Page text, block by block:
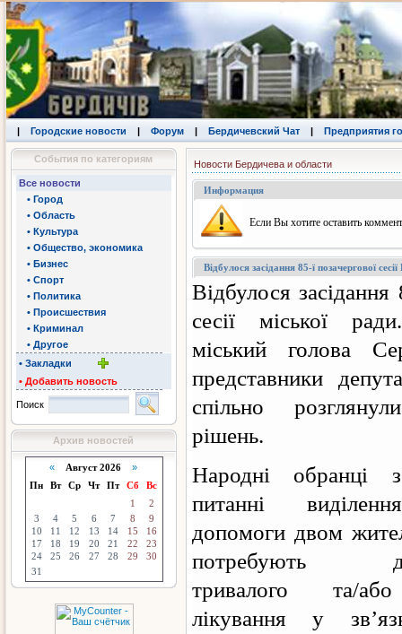
| Городские новости | Форум | Бердичевский Чат | Предприятия
События по категориям
Все новости
• Город
• Область
• Культура
• Общество, экономика
• Бизнес
• Спорт
• Политика
• Происшествия
• Криминал
• Другое
• Закладки
• Добавить новость
Поиск
Архив новостей
« Август 2026»
Пн
Вт Ср Чт Пт Сб
Вс
1
2
3
4 5 6 7 8
9
10
11 12 13 14 15
16
17
18 19 20 21 22
23
24
25 26 27 28 29
30
31
Новости Бердичева и области
Информация
Eсли Вы хотите оставить
Відбулося засідання 85-ї позачергової
Відбулося засідання
сесії міської
міський голова
представники
спільно
рішень.
Народні обранці
питанні
допомоги двом
потребують
тривалого та/
лікування у